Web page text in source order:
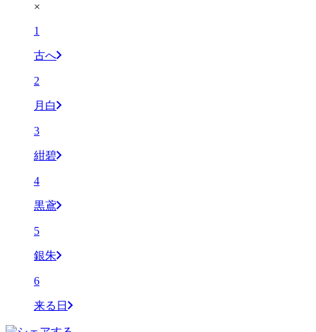
×
1
古へ
2
月白
3
紺碧
4
黒鳶
5
銀朱
6
来る日